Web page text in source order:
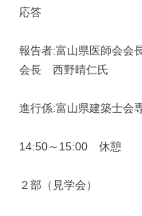
応答
報告者:富山県医師会
会⾧ 西野晴仁氏
進行係:富山県建築士
14:50～15:00 休憩
２部（見学会）